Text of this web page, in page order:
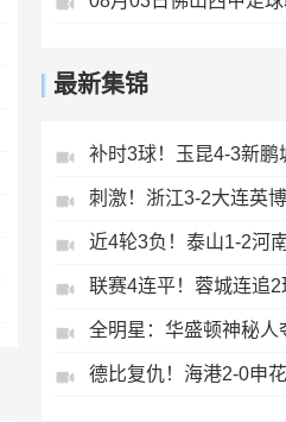
最新集锦